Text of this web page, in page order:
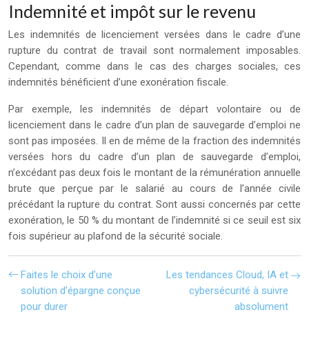
Indemnité et impôt sur le revenu
Les indemnités de licenciement versées dans le cadre d’une
rupture du contrat de travail sont normalement imposables.
Cependant, comme dans le cas des charges sociales, ces
indemnités bénéficient d’une exonération fiscale.
Par exemple, les indemnités de départ volontaire ou de
licenciement dans le cadre d’un plan de sauvegarde d’emploi ne
sont pas imposées. Il en de même de la fraction des indemnités
versées hors du cadre d’un plan de sauvegarde d’emploi,
n’excédant pas deux fois le montant de la rémunération annuelle
brute que perçue par le salarié au cours de l’année civile
précédant la rupture du contrat. Sont aussi concernés par cette
exonération, le 50 % du montant de l’indemnité si ce seuil est six
fois supérieur au plafond de la sécurité sociale.
Faites le choix d’une
solution d’épargne conçue
pour durer
Les tendances Cloud, IA et
cybersécurité à suivre
absolument